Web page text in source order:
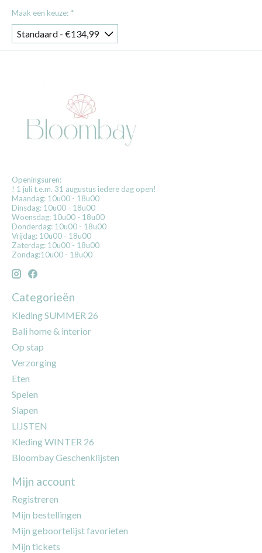
Maak een keuze: *
Openingsuren:
! 1 juli t.e.m. 31 augustus iedere dag open!
Maandag: 10u00 - 18u00
Dinsdag: 10u00 - 18u00
Woensdag: 10u00 - 18u00
Donderdag: 10u00 - 18u00
Vrijdag: 10u00 - 18u00
Zaterdag: 10u00 - 18u00
Zondag:10u00 - 18u00
Categorieën
Kleding SUMMER 26
Bali home & interior
Op stap
Verzorging
Eten
Spelen
Slapen
LIJSTEN
Kleding WINTER 26
Bloombay Geschenklijsten
Mijn account
Registreren
Mijn bestellingen
Mijn geboortelijst favorieten
Mijn tickets